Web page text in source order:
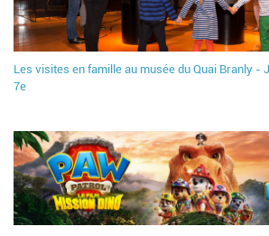
Les visites en famille au musée du Quai Branly -
7e